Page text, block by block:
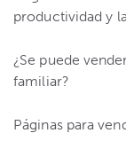
productividad y
¿Se puede
familiar?
Páginas para